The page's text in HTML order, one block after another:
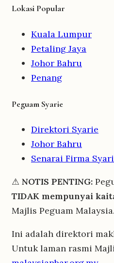
Lokasi Popular
Kuala Lumpur
Petaling Jaya
Johor Bahru
Penang
Peguam Syarie
Direktori Syarie
Johor Bahru
Senarai Firma
⚠ NOTIS PENTING:
TIDAK mempunyai
Majlis Peguam Malaysia.
Ini adalah direktori
Untuk laman rasmi